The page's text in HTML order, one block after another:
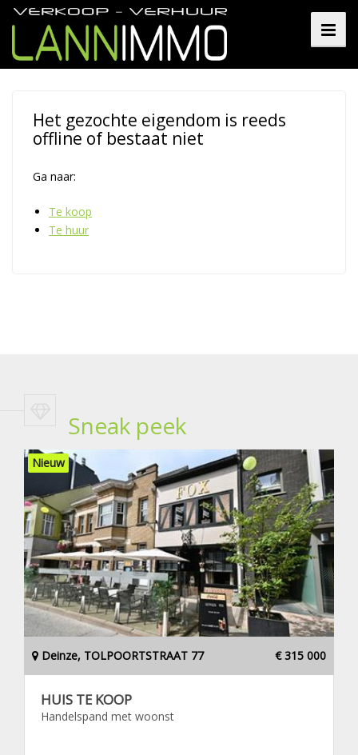
Het gezochte eigendom is reeds
offline of bestaat niet
Ga naar:
Te koop
Te huur
Sneak peek
Nieuw
Deinze, TOLPOORTSTRAAT 77 € 315 000
HUIS TE KOOP
Handelspand met woonst